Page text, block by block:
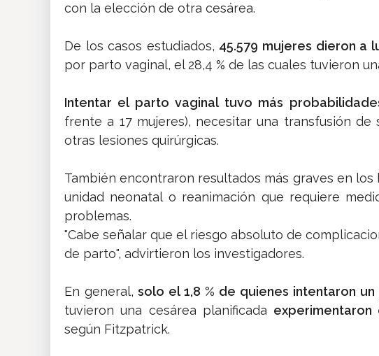
con la elección de otra cesárea.
De los casos estudiados, 45.579 mujeres dieron a
por parto vaginal, el 28,4 % de las cuales tuvieron
Intentar el parto vaginal tuvo más
frente a 17 mujeres), necesitar una transfusión de
otras lesiones quirúrgicas.
También encontraron resultados más graves en
unidad neonatal o reanimación que requiere
problemas.
"Cabe señalar que el riesgo absoluto de
de parto", advirtieron los investigadores.
En general, solo el 1,8 % de quienes intentaron
tuvieron una cesárea planificada experimentaron
según Fitzpatrick.